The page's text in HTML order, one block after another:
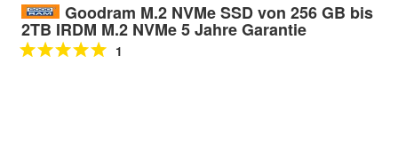
Goodram M.2 NVMe SSD von 256 GB bis
2TB IRDM M.2 NVMe 5 Jahre Garantie
1